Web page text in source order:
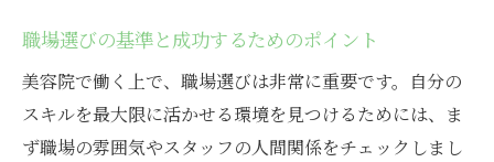
職場選びの基準と成功するためのポイント
美容院で働く上で、職場選びは非常に重要です。自分の
スキルを最大限に活かせる環境を見つけるためには、ま
ず職場の雰囲気やスタッフの人間関係をチェックしまし